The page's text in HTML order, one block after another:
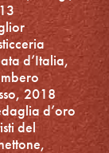
d’Italia,
2018
d’oro
del